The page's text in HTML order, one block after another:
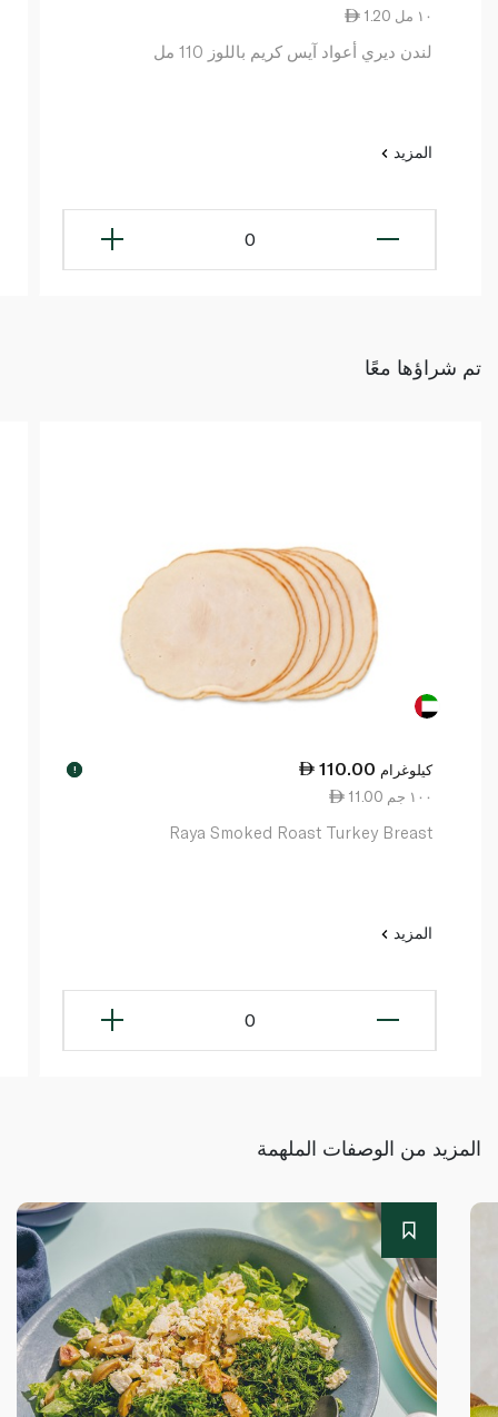
1.20 ١٠ مل
لندن ديري أعواد آيس كريم باللوز 110 مل
المزيد
0
تم شراؤها معًا
110.00 كيلوغرام !
11.00 ١٠٠ جم
Raya Smoked Roast Turkey Breast
المزيد
0
المزيد من الوصفات الملهمة